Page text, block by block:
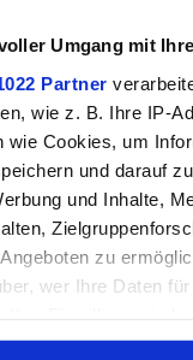
Umgang mit
Partner
wie z. B. Ihre IP-
wie Cookies, um
und darauf
und Inhalte,
zu
wer Ihre Daten
oder durch Klicken
OLED G6 (240Hz,
Premium, 99%